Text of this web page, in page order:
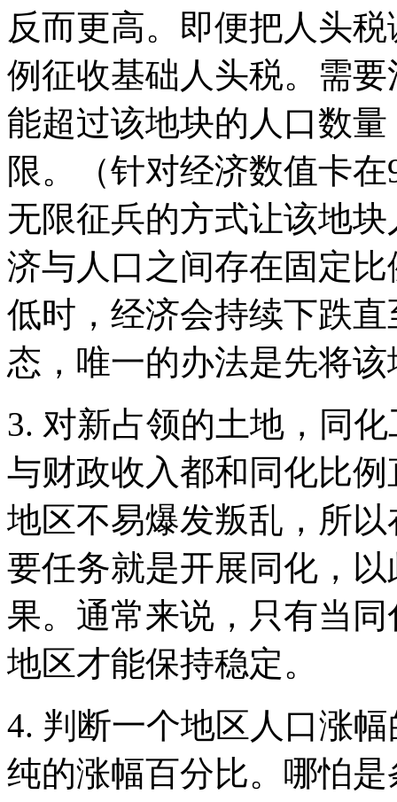
反而更高。即便把人头
例征收基础人头税。需
能超过该地块的人口数
限。（针对经济数值卡
无限征兵的方式让该地
济与人口之间存在固定
低时，经济会持续下跌
态，唯一的办法是先将
3. 对新占领的土地，同
与财政收入都和同化比
地区不易爆发叛乱，所
要任务就是开展同化，
果。通常来说，只有当
地区才能保持稳定。
4. 判断一个地区人口涨
纯的涨幅百分比。哪怕